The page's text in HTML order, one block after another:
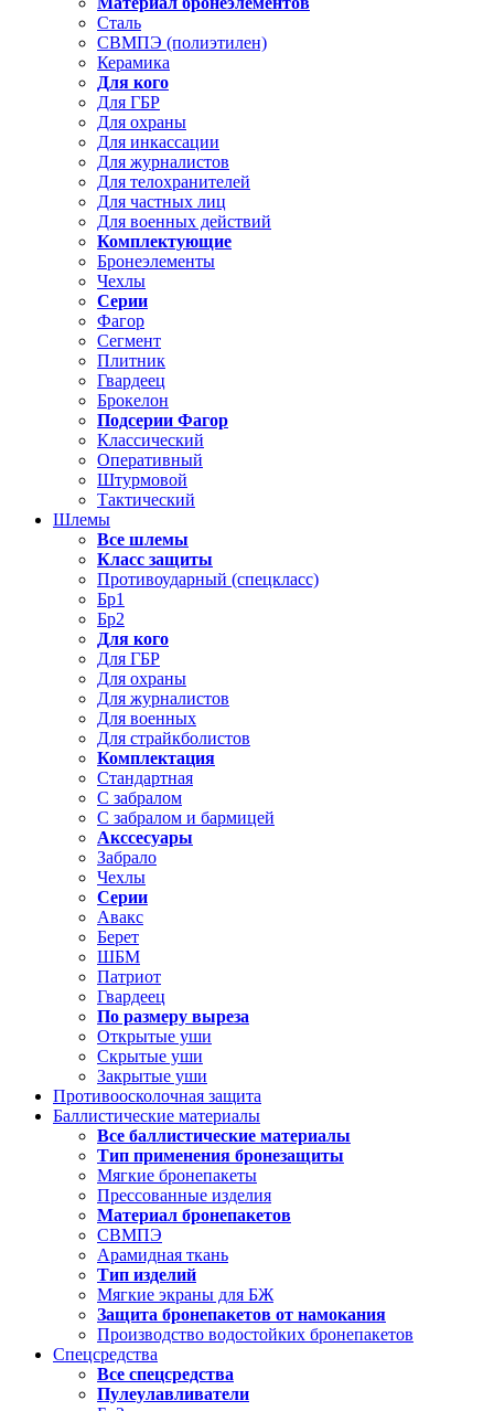
Сталь
СВМПЭ (полиэтилен)
Керамика
Для кого
Для ГБР
Для охраны
Для инкассации
Для журналистов
Для телохранителей
Для частных лиц
Для военных действий
Комплектующие
Бронеэлементы
Чехлы
Серии
Фагор
Сегмент
Плитник
Гвардеец
Брокелон
Подсерии Фагор
Классический
Оперативный
Штурмовой
Тактический
Шлемы
Все шлемы
Класс защиты
Противоударный (спецкласс)
Бр1
Бр2
Для кого
Для ГБР
Для охраны
Для журналистов
Для военных
Для страйкболистов
Комплектация
Стандартная
С забралом
С забралом и бармицей
Акссесуары
Забрало
Чехлы
Серии
Авакс
Берет
ШБМ
Патриот
Гвардеец
По размеру выреза
Открытые уши
Скрытые уши
Закрытые уши
Противоосколочная защита
Баллистические материалы
Все баллистические материалы
Тип применения бронезащиты
Мягкие бронепакеты
Прессованные изделия
Материал бронепакетов
СВМПЭ
Арамидная ткань
Тип изделий
Мягкие экраны для БЖ
Защита бронепакетов от намокания
Производство водостойких бронепакетов
Спецсредства
Все спецсредства
Пулеулавливатели